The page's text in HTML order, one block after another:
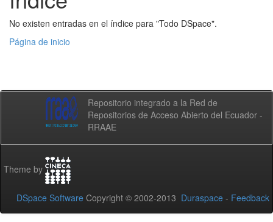
No existen entradas en el índice para "Todo DSpace".
Página de inicio
Repositorio integrado a la Red de
Repositorios de Acceso Abierto del Ecuador -
RRAAE
Theme by
DSpace Software Copyright © 2002-2013 Duraspace - Feedback